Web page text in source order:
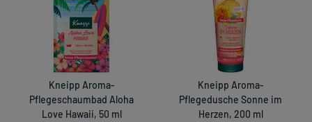
Kneipp Aroma-
Pflegeschaumbad Aloha
Love Hawaii, 50 ml
Kneipp Aroma-
Pflegedusche Sonne im
Herzen, 200 ml